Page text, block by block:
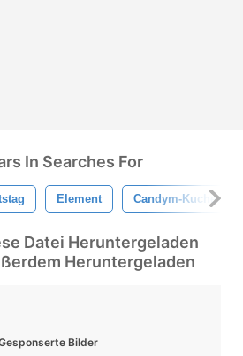
In Searches For
Element Candym-Kuchen
Datei Heruntergeladen
Heruntergeladen
Bilder